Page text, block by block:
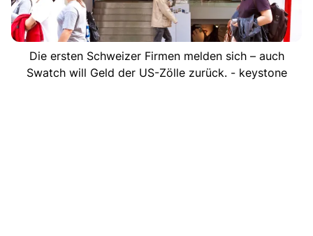
Die ersten Schweizer Firmen melden sich – auch
Swatch will Geld der US-Zölle zurück. - keystone